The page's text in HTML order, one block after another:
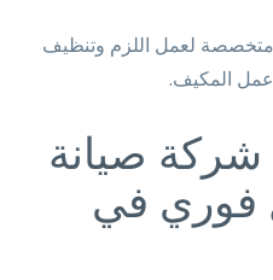
متخصصة لعمل اللزم وتنظيف
عمل المكيف.
شركة صيانة
فوري في